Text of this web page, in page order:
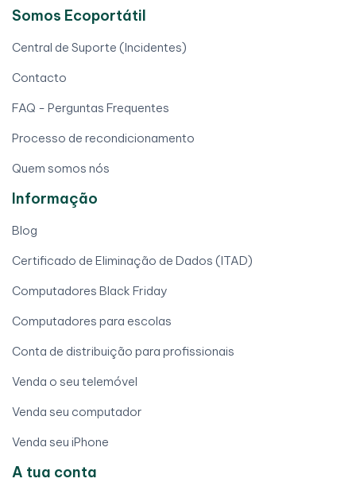
Somos Ecoportátil
Central de Suporte (Incidentes)
Contacto
FAQ - Perguntas Frequentes
Processo de recondicionamento
Quem somos nós
Informação
Blog
Certificado de Eliminação de Dados (ITAD)
Computadores Black Friday
Computadores para escolas
Conta de distribuição para profissionais
Venda o seu telemóvel
Venda seu computador
Venda seu iPhone
A tua conta